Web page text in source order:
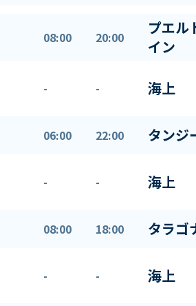
08:00 20:00
プエル
イン
- - 海上
06:00 22:00 タンジ
- - 海上
08:00 18:00 タラゴ
- - 海上